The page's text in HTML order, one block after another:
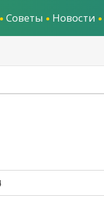
Советы Новости